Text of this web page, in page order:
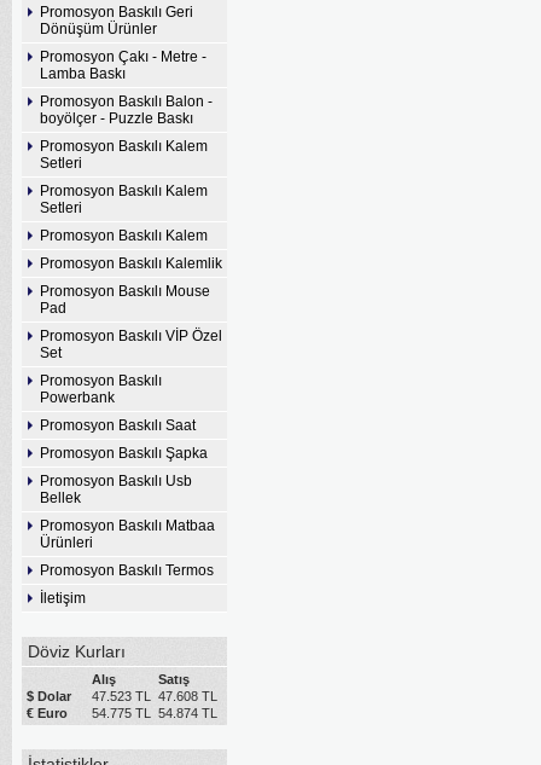
Promosyon Baskılı Geri
Dönüşüm Ürünler
Promosyon Çakı - Metre -
Lamba Baskı
Promosyon Baskılı Balon -
boyölçer - Puzzle Baskı
Promosyon Baskılı Kalem
Setleri
Promosyon Baskılı Kalem
Setleri
Promosyon Baskılı Kalem
Promosyon Baskılı Kalemlik
Promosyon Baskılı Mouse
Pad
Promosyon Baskılı VİP Özel
Set
Promosyon Baskılı
Powerbank
Promosyon Baskılı Saat
Promosyon Baskılı Şapka
Promosyon Baskılı Usb
Bellek
Promosyon Baskılı Matbaa
Ürünleri
Promosyon Baskılı Termos
İletişim
Döviz Kurları
Alış
Satış
$ Dolar
47.523 TL
47.608 TL
€ Euro
54.775 TL 54.874 TL